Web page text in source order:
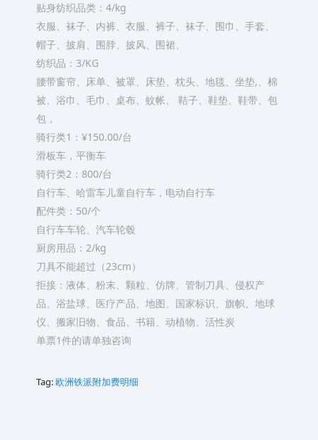
贴身纺织品类：4/kg
衣服、袜子、内裤、衣服、裤子、袜子、围巾、手套、
帽子、披肩、围脖、披风、围裙、
纺织品：3/KG
腰带窗帘、床单、被罩、床垫、枕头、地毯、坐垫,、棉
被、浴巾、毛巾、桌布、蚊帐、 鞊子、鞋垫、鞋带、包
包，
骑行类1：¥150.00/台
滑板车，平衡车
骑行类2：800/台
自行车、哈雷车儿童自行车，电动自行车
配件类：50/个
自行车车轮、汽车轮毂
厨房用品：2/kg
刀具不能超过（23cm）
拒接：液体、粉末、颗粒、仿牌、管制刀具、侵权产
品、浴盐球、医疗产品、地图、国家标识、旗帜、地球
仪、搬家旧物、食品、书籍、动植物、活性炭
单票1件的请单独咨询
Tag:欧洲铁派附加费明细